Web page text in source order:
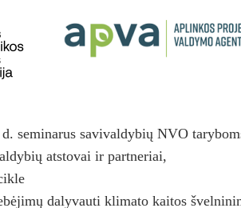
seminarus savivaldybių NVO
atstovai ir partneriai,
dalyvauti klimato kaitos